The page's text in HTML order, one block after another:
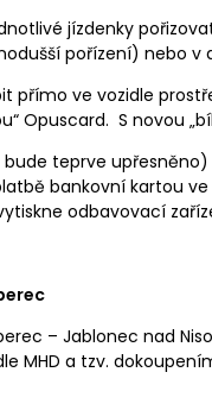
jízdenky
pořízení) nebo v
přímo ve vozidle
Opuscard. S novou
teprve
bankovní kartou
odbavovací
– Jablonec nad
MHD a tzv.